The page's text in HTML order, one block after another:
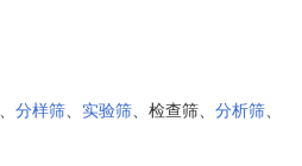
、分样筛 实验筛 、检查筛、分析筛